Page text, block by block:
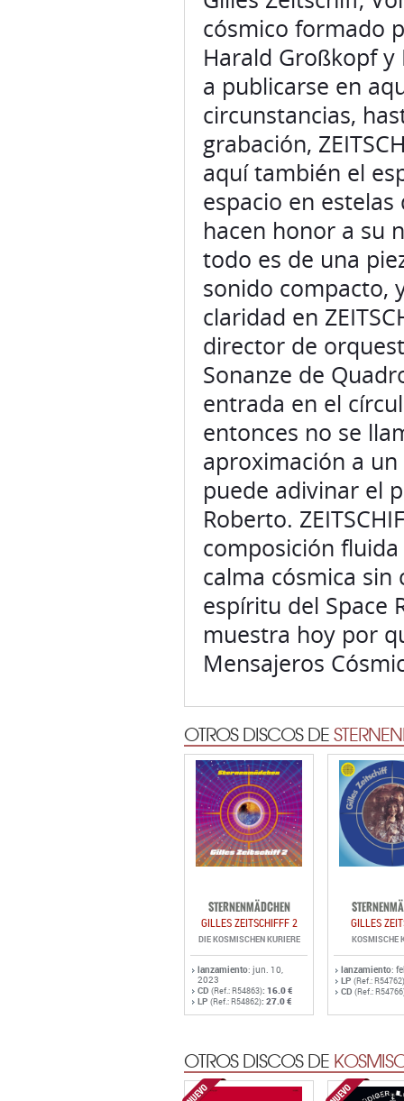
cósmico formado
Harald Großkopf
a publicarse en
circunstancias,
grabación,
aquí también el
espacio en
hacen honor a su
todo es de una
sonido compacto,
claridad en
director de
Sonanze de
entrada en el
entonces no se
aproximación a
puede adivinar el
Roberto.
composición
calma cósmica
espíritu del Space
muestra hoy por
Mensajeros
OTROS DISCOS DE
STERNENMÄDCHEN
GILLES ZEITSCHIFFF 2
DIE KOSMISCHEN KURIERE
lanzamiento: jun. 10,
2023
CD (Ref.: R54863): 16.0 €
LP (Ref.: R54862): 27.0 €
GILLES
KOSMISCHE
lanzamiento:
LP (Ref.: R54762)
CD (Ref.:
OTROS DISCOS DE